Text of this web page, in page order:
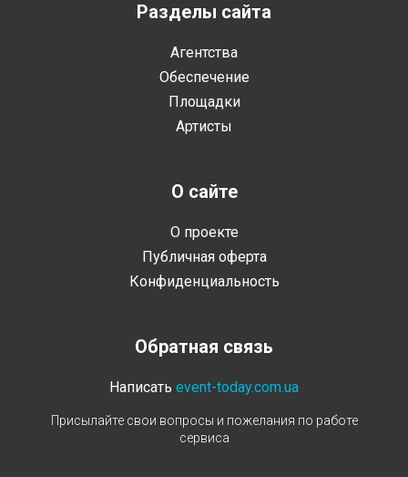
Разделы сайта
Агентства
Обеспечение
Площадки
Артисты
О сайте
О проекте
Публичная оферта
Конфиденциальность
Обратная связь
Написать event-today.com.ua
Присылайте свои вопросы и пожелания по работе
сервиса